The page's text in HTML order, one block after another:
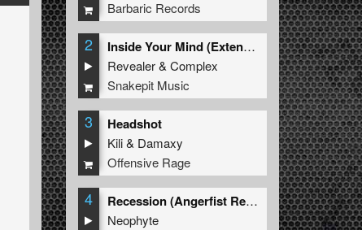
Barbaric Records
2
Inside Your Mind (Extended Mix)
Revealer&Complex
Snakepit Music
3 Headshot
Kili& Damaxy
Offensive Rage
4
Recession (Angerfist Remix Extended)
Neophyte